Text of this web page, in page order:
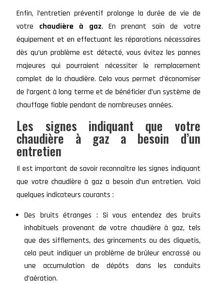
Enfin, l’entretien préventif prolonge la durée de vie de
votre chaudière à gaz. En prenant soin de votre
équipement et en effectuant les réparations nécessaires
dès qu’un problème est détecté, vous évitez les pannes
majeures qui pourraient nécessiter le remplacement
complet de la chaudière. Cela vous permet d’économiser
de l’argent à long terme et de bénéficier d’un système de
chauffage fiable pendant de nombreuses années.
Les signes indiquant que votre
chaudière à gaz a besoin d’un
entretien
Il est important de savoir reconnaître les signes indiquant
que votre chaudière à gaz a besoin d’un entretien. Voici
quelques indicateurs courants :
Des bruits étranges : Si vous entendez des bruits
inhabituels provenant de votre chaudière à gaz, tels
que des sifflements, des grincements ou des cliquetis,
cela peut indiquer un problème de brûleur encrassé ou
une accumulation de dépôts dans les conduits
d’aération.